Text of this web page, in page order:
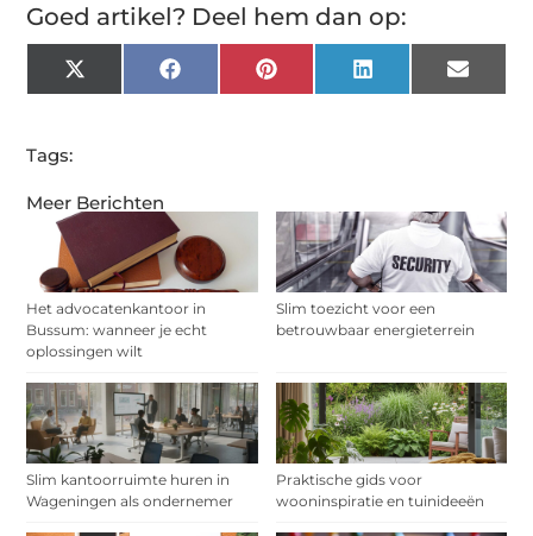
Meer Berichten
Het advocatenkantoor in
Bussum: wanneer je echt
oplossingen wilt
Slim toezicht voor een
betrouwbaar energieterrein
Slim kantoorruimte huren in
Wageningen als ondernemer
Praktische gids voor
wooninspiratie en tuinideeën
Goed artikel? Deel hem dan op:
X
(Twitter)
Facebook Pinterest LinkedIn Email
Tags: